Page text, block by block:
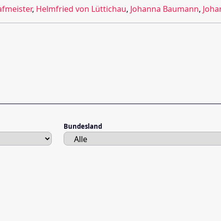
, Helmfried von Lüttichau, Johanna Baumann,
Bundesland